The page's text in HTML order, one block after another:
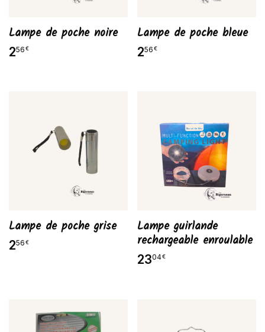
Lampe de poche noire
256€
Lampe de poche bleue
256 €
Lampe de poche grise
256€
Lampe guirlande
rechargeable enroulable
2304€